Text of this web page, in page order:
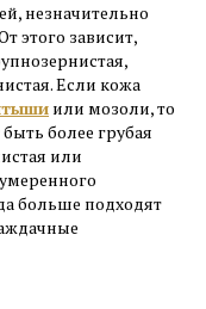
незначительно
этого зависит,
Если кожа
или мозоли, то
более грубая
или
больше подходят